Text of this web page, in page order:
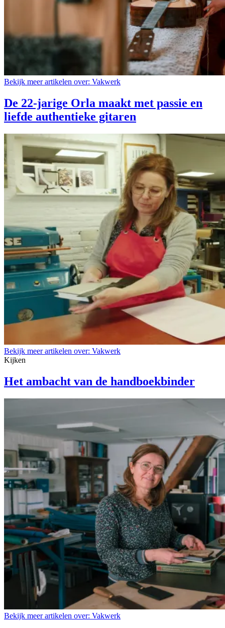
Bekijk meer artikelen over: Vakwerk
De 22-jarige Orla maakt met passie en
liefde authentieke gitaren
Bekijk meer artikelen over: Vakwerk
Kijken
Het ambacht van de handboekbinder
Bekijk meer artikelen over: Vakwerk